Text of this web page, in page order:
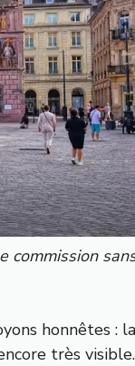
commission
honnêtes : la
très visible.